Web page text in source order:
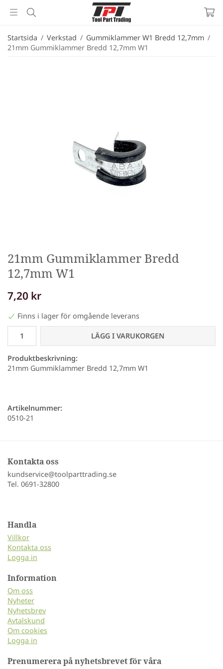
Startsida / Verkstad / Gummiklammer W1 Bredd 12,7mm /
21mm Gummiklammer Bredd 12,7mm W1
21mm Gummiklammer Bredd
12,7mm W1
7,20 kr
Finns i lager för omgående leverans
LÄGG I VARUKORGEN
Produktbeskrivning:
21mm Gummiklammer Bredd 12,7mm W1
Artikelnummer:
0510-21
Kontakta oss
kundservice@toolparttrading.se
Tel. 0691-32800
Handla
Villkor
Kontakta oss
Logga in
Information
Om oss
Nyheter
Nyhetsbrev
Avtalskund
Om cookies
Logga in
Prenumerera på nyhetsbrevet för våra